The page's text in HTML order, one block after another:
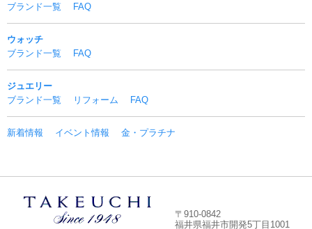
ブランド一覧
FAQ
ウォッチ
ブランド一覧
FAQ
ジュエリー
ブランド一覧
リフォーム FAQ
新着情報 イベント情報 金・プラチナ
〒910-0842
福井県福井市開発5丁目1001